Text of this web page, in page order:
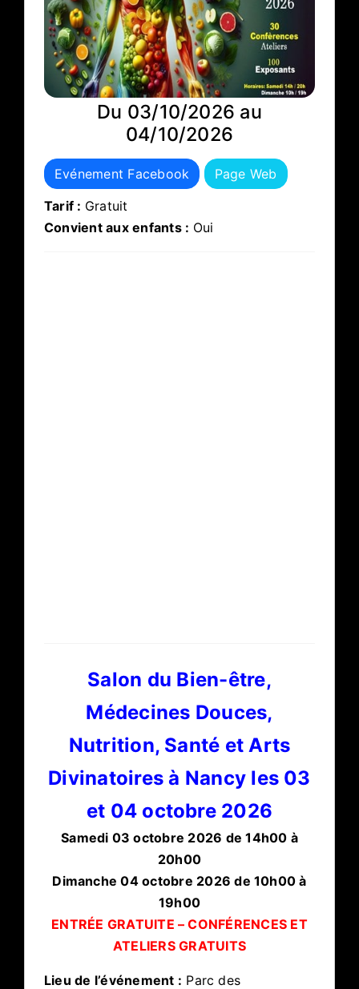
Du 03/10/2026 au
04/10/2026
Evénement Facebook
Page Web
Tarif : Gratuit
Convient aux enfants : Oui
Salon du Bien-être,
Médecines Douces,
Nutrition, Santé et Arts
Divinatoires à Nancy les 03
et 04 octobre 2026
Samedi 03 octobre 2026 de 14h00 à
20h00
Dimanche 04 octobre 2026 de 10h00 à
19h00
ENTRÉE GRATUITE – CONFÉRENCES ET
ATELIERS GRATUITS
Lieu de l’événement : Parc des